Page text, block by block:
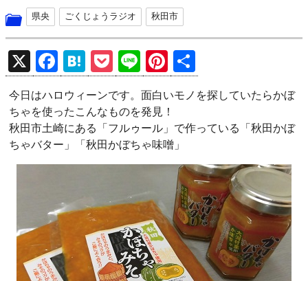
県央 ごくじょうラジオ 秋田市
X
F
a
ce
b
o
o
H
at
e
n
a
P
o
ck
et
Li
n
e
Pi
nt
er
es
t
有
今日はハロウィーンです。面白いモノを探していたらかぼ
ちゃを使ったこんなものを発見！
秋田市土崎にある「フルゥール」で作っている「秋田かぼ
ちゃバター」「秋田かぼちゃ味噌」